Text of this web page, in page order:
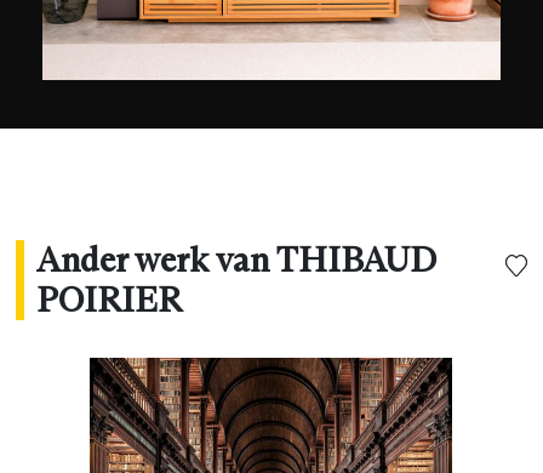
zo anders geïnterpreteerd kon worden.
Geografisch en door de eeuwen heen.
Ander werk van THIBAUD
POIRIER